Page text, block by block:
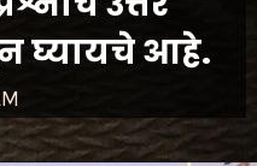
घ्यायचे आहे.